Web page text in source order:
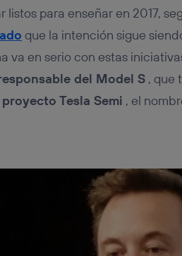
listos para enseñar en 2017,
que la intención sigue
va en serio con estas
del Model S, que
Tesla Semi , el